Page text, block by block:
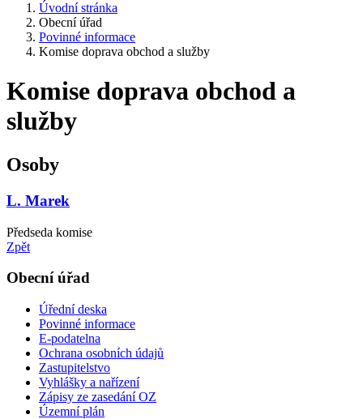
Úvodní stránka
Obecní úřad
Povinné informace
Komise doprava obchod a služby
Komise doprava obchod a
služby
Osoby
L. Marek
Předseda komise
Zpět
Obecní úřad
Úřední deska
Povinné informace
E-podatelna
Ochrana osobních údajů
Zastupitelstvo
Vyhlášky a nařízení
Zápisy ze zasedání OZ
Územní plán